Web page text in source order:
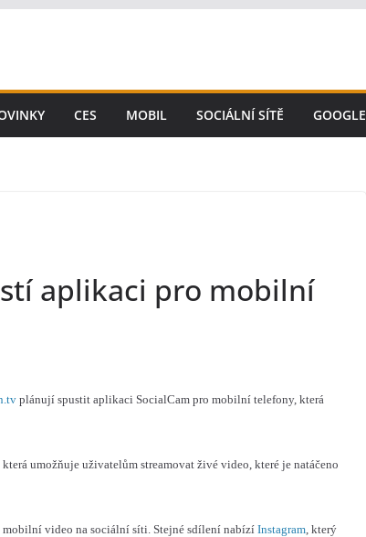
CES MOBIL SOCIÁLNÍ SÍTĚ GOOGLE
aplikaci pro mobilní
plánují spustit aplikaci SocialCam pro mobilní telefony, která
, která umožňuje uživatelům streamovat živé video, které je natáčeno
video na sociální síti. Stejné sdílení nabízí Instagram , který